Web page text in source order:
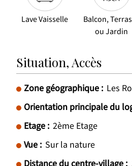
Lave Vaisselle
Balcon,
ou Jardin
Situation, Accès
Zone géographique : Les
Orientation principale du
Etage : 2ème Etage
Vue : Sur la nature